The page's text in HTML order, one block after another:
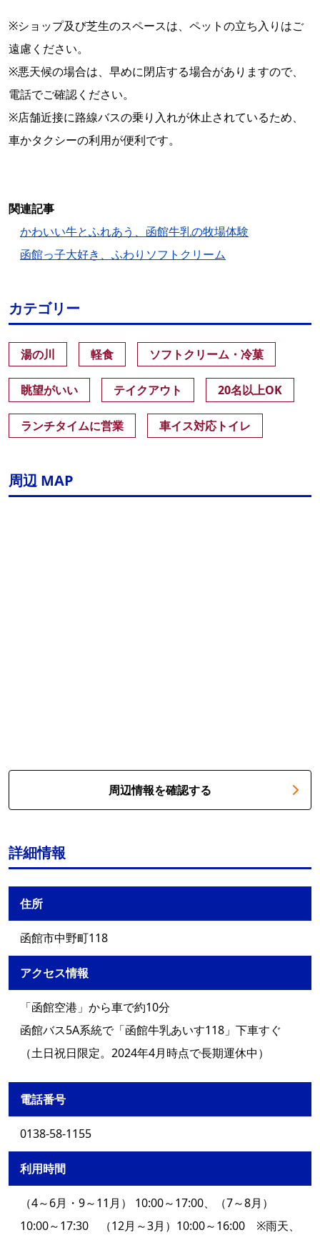
※ショップ及び芝生のスペースは、ペットの立ち入りはご
遠慮ください。
※悪天候の場合は、早めに閉店する場合がありますので、
電話でご確認ください。
※店舗近接に路線バスの乗り入れが休止されているため、
車かタクシーの利用が便利です。
関連記事
かわいい牛とふれあう、函館牛乳の牧場体験
函館っ子大好き、ふわりソフトクリーム
カテゴリー
湯の川 軽食 ソフトクリーム・冷菓
眺望がいい テイクアウト 20名以上OK
ランチタイムに営業 車イス対応トイレ
周辺 MAP
周辺情報を確認する
詳細情報
住所
函館市中野町118
アクセス情報
「函館空港」から車で約10分
函館バス5A系統で「函館牛乳あいす118」下車すぐ
（土日祝日限定。2024年4月時点で長期運休中）
電話番号
0138-58-1155
利用時間
（4～6月・9～11月） 10:00～17:00、（7～8月）
10:00～17:30 （12月～3月）10:00～16:00 ※雨天、